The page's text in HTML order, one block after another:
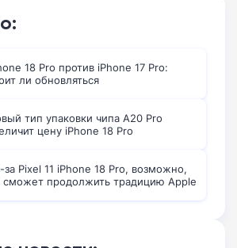
18 Pro против iPhone 17 Pro:
ли обновляться
тип упаковки чипа A20 Pro
цену iPhone 18 Pro
за Pixel 11 iPhone 18 Pro, возможно,
сможет продолжить традицию Apple